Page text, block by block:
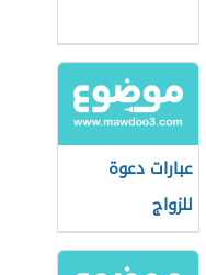
عبارات دعوة
للزواج